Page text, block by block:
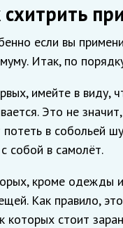
схитрить
если вы
Итак, по
имейте в виду,
Это не
потеть в собольей
с собой в самолёт.
кроме одежды
Как правило,
которых стоит